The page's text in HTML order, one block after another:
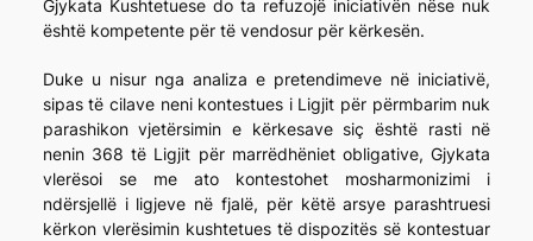
Gjykata Kushtetuese do ta refuzojë iniciativën nëse nuk
është kompetente për të vendosur për kërkesën.
Duke u nisur nga analiza e pretendimeve në iniciativë,
sipas të cilave neni kontestues i Ligjit për përmbarim nuk
parashikon vjetërsimin e kërkesave siç është rasti në
nenin 368 të Ligjit për marrëdhëniet obligative, Gjykata
vlerësoi se me ato kontestohet mosharmonizimi i
ndërsjellë i ligjeve në fjalë, për këtë arsye parashtruesi
kërkon vlerësimin kushtetues të dispozitës së kontestuar